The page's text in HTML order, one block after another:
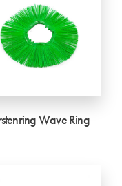
Wave Ring